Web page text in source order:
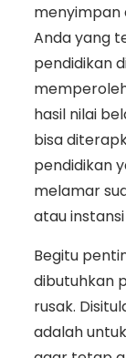
menyimpan
Anda yang
pendidikan
hasil nilai
bisa
pendidikan
melamar
atau
Begitu
dibutuhkan
rusak.
adalah